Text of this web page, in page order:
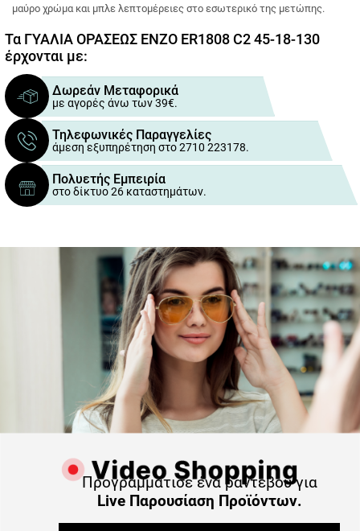
μαύρο χρώμα και μπλε λεπτομέρειες στο εσωτερικό της μετώπης.
Τα ΓΥΑΛΙΑ ΟΡΑΣΕΩΣ ENZO ER1808 C2 45-18-130
έρχονται με:
Δωρεάν Μεταφορικά
με αγορές άνω των 39€.
Τηλεφωνικές Παραγγελίες
άμεση εξυπηρέτηση στο 2710 223178.
Πολυετής Εμπειρία
στο δίκτυο 26 καταστημάτων.
Προγραμμάτισε ένα ραντεβού για
Live Παρουσίαση Προϊόντων.